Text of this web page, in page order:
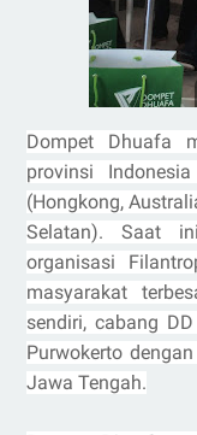
Dompet Dhuafa
provinsi
(Hongkong,
Selatan). Saat
organisasi
masyarakat
sendiri, cabang
Purwokerto
Jawa Tengah.